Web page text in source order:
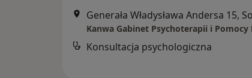
Konsultacja psychologiczna